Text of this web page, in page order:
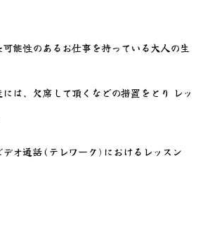
可能性のあるお仕事を持っている大人の生
は、欠席して頂くなどの措置をとり レッ
デオ通話(テレワーク)におけるレッスン